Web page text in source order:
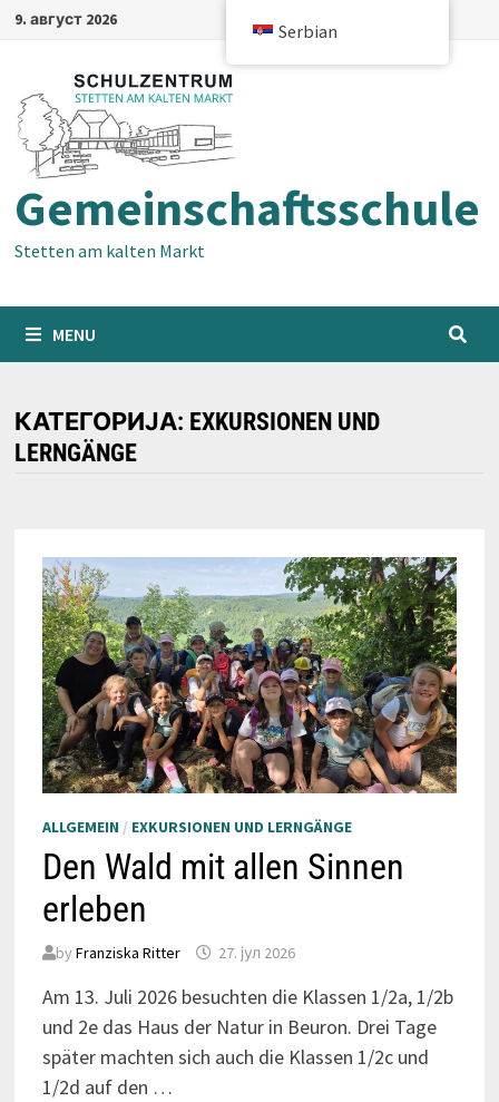
Skip9. август 2026
Gemeinschaftsschule
Stetten am kalten Markt
MENU
КАТЕГОРИЈА: EXKURSIONEN UND
LERNGÄNGE
ALLGEMEIN / EXKURSIONEN UND LERNGÄNGE
Den Wald mit allen Sinnen
erleben
by Franziska Ritter 27. јул 2026
Am 13. Juli 2026 besuchten die Klassen 1/2a, 1/2b
und 2e das Haus der Natur in Beuron. Drei Tage
später machten sich auch die Klassen 1/2c und
1/2d auf den …
Serbian